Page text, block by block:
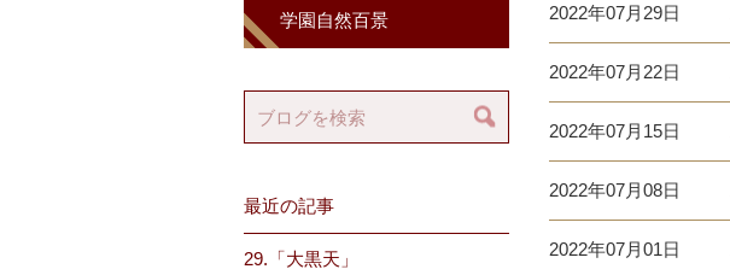
2022年07月29日
2022年07月22日
2022年07月15日
2022年07月08日
2022年07月01日
学園自然百景
最近の記事
29.「大黒天」